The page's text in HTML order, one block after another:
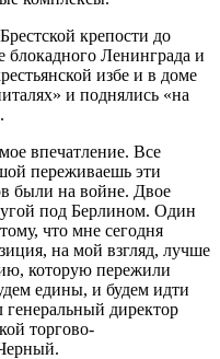
крепости до
блокадного Ленинграда и
избе и в доме
и поднялись «на
впечатление. Все
переживаешь эти
были на войне. Двое
под Берлином. Один
что мне сегодня
на мой взгляд, лучше
которую пережили
едины, и будем идти
директор
торгово-